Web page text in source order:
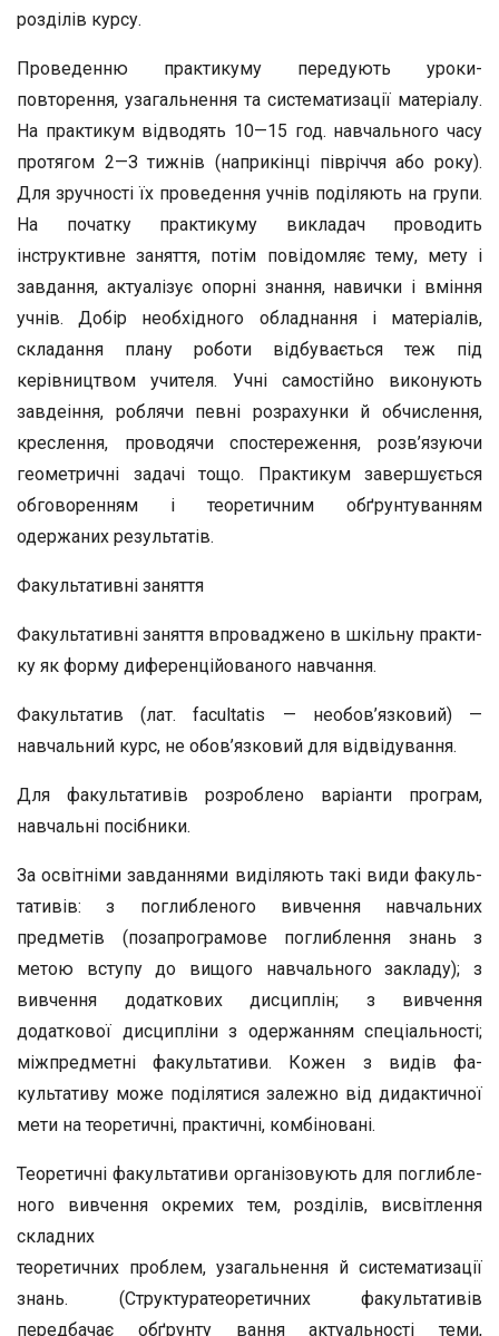
роз­ділів курсу.
Проведенню практикуму передують уроки-
повторення, узагальнення та систематизації матеріалу.
На практикум відводять 10—15 год. навчального часу
протягом 2—З тижнів (наприкінці півріччя або року).
Для зручності їх прове­дення учнів поділяють на групи.
На початку практикуму ви­кладач проводить
інструктивне заняття, потім повідомляє тему, мету і
завдання, актуалізує опорні знання, навички і вміння
учнів. Добір необхідного обладнання і матеріалів,
складання плану роботи відбувається теж під
керівництвом учителя. Учні самостійно виконують
завдеіння, роблячи пе­вні розрахунки й обчислення,
креслення, проводячи спосте­реження, розв’язуючи
геометричні задачі тощо. Практикум завершується
обговоренням і теоретичним обґрунтуванням
одержаних результатів.
Факультативні заняття
Факультативні заняття впроваджено в шкільну практи­
ку як форму диференційованого навчання.
Факультатив (лат. facultatis — необов’язковий) —
навчальний курс, не обов’язковий для відвідування.
Для факультативів розроблено варіанти програм,
навча­льні посібники.
За освітніми завданнями виділяють такі види факуль­
тативів: з поглибленого вивчення навчальних
предметів (позапрограмове поглиблення знань з
метою вступу до ви­щого навчального закладу); з
вивчення додаткових дисци­плін; з вивчення
додаткової дисципліни з одержанням спе­ціальності;
міжпредметні факультативи. Кожен з видів фа­
культативу може поділятися залежно від дидактичної
мети на теоретичні, практичні, комбіновані.
Теоретичні факультативи організовують для поглибле­
ного вивчення окремих тем, розділів, висвітлення
складних
теоретичних проблем, узагальнення й систематизації
знань. (Структуратеоретичних факультативів
передбачає обґрунту­ вання актуальності теми,